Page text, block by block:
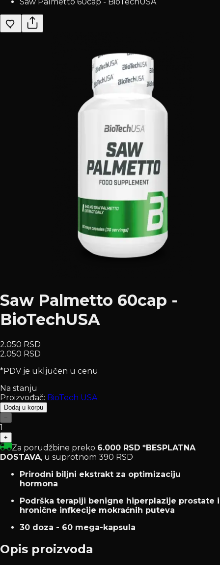
Saw Palmetto 60cap -
BioTechUSA
2.050 RSD
2.050 RSD
*PDV je uključen u cenu
Na stanju
Proizvođač: BioTech USA
Dodaj u korpu
−
1
+
Za porudžbine preko 6.000 RSD *BESPLATNA
DOSTAVA, u suprotnom 390 RSD
Prirodni biljni ekstrakt za optimizaciju
hormona
Podrška terapiji benigne hiperplazije prostate i
hronične infkecije mokraćnih puteva
30 doza - 60 mega-kapsula
Opis proizvoda